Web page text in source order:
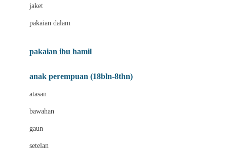
Cottonseeds
Crane
jaket
pakaian dalam
pakaian ibu hamil
anak perempuan (18bln-8thn)
atasan
bawahan
gaun
setelan